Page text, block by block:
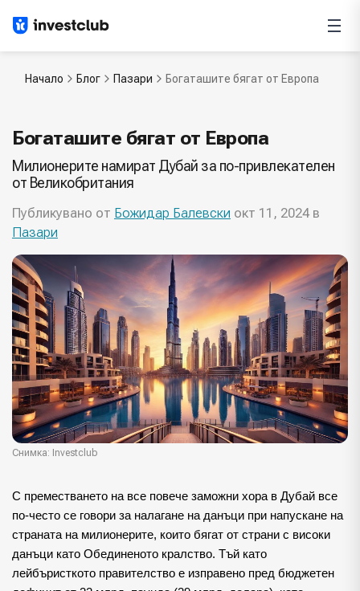
Начало Блог Пазари Богаташите бягат от Европа
Богаташите бягат от Европа
Милионерите намират Дубай за по-привлекателен
от Великобритания
Публикувано от Божидар Балевски окт 11, 2024 в
Пазари
Снимка: Investclub
С преместването на все повече заможни хора в Дубай все
по-често се говори за налагане на данъци при напускане на
страната на милионерите, които бягат от страни с високи
данъци като Обединеното кралство. Тъй като
лейбъристкото правителство е изправено пред бюджетен